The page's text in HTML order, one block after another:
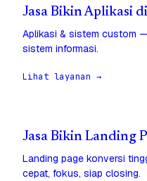
Jasa Bikin Aplikasi
Aplikasi & sistem custom
sistem informasi.
Lihat layanan →
Jasa Bikin Landing
Landing page konversi
cepat, fokus, siap closing.